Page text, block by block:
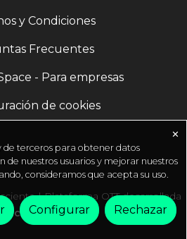
y Condiciones
Frecuentes
- Para empresas
de cookies
| Plataforma OTT desarrollada
Media
✕
de terceros para obtener datos
de nuestros usuarios y mejorar nuestros
consideramos que acepta su uso.
Configurar Rechazar